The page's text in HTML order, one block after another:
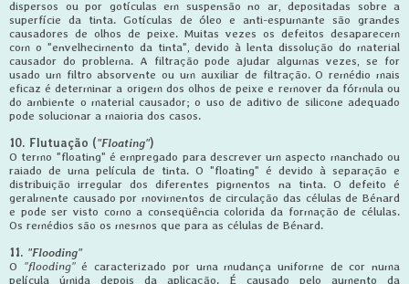
dispersos ou por gotículas em suspensão no ar, depositadas sobre a
superfície da tinta. Gotículas de óleo e anti-espumante são grandes
causadores de olhos de peixe. Muitas vezes os defeitos desaparecem
com o "envelhecimento da tinta", devido à lenta dissolução do material
causador do problema. A filtração pode ajudar algumas vezes, se for
usado um filtro absorvente ou um auxiliar de filtração. O remédio mais
eficaz é determinar a origem dos olhos de peixe e remover da fórmula ou
do ambiente o material causador; o uso de aditivo de silicone adequado
pode solucionar a maioria dos casos.
10. Flutuação ("Floating")
O termo "floating" é empregado para descrever um aspecto manchado ou
raiado de uma película de tinta. O "floating" é devido à separação e
distribuição irregular dos diferentes pigmentos na tinta. O defeito é
geralmente causado por movimentos de circulação das células de Bénard
e pode ser visto como a conseqüência colorida da formação de células.
Os remédios são os mesmos que para as células de Bénard.
11. "Flooding"
O "flooding"é caracterizado por uma mudança uniforme de cor numa
película úmida depois da aplicação. É causado pelo aumento da